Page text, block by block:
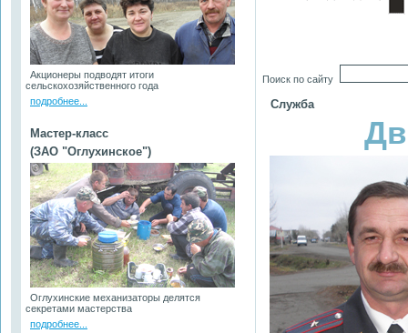
Акционеры подводят итоги
сельскохозяйственного года
подробнее...
Мастер-класс
(ЗАО "Оглухинское")
Оглухинские механизаторы делятся
секретами мастерства
подробнее...
Поиск по сайту
Служба